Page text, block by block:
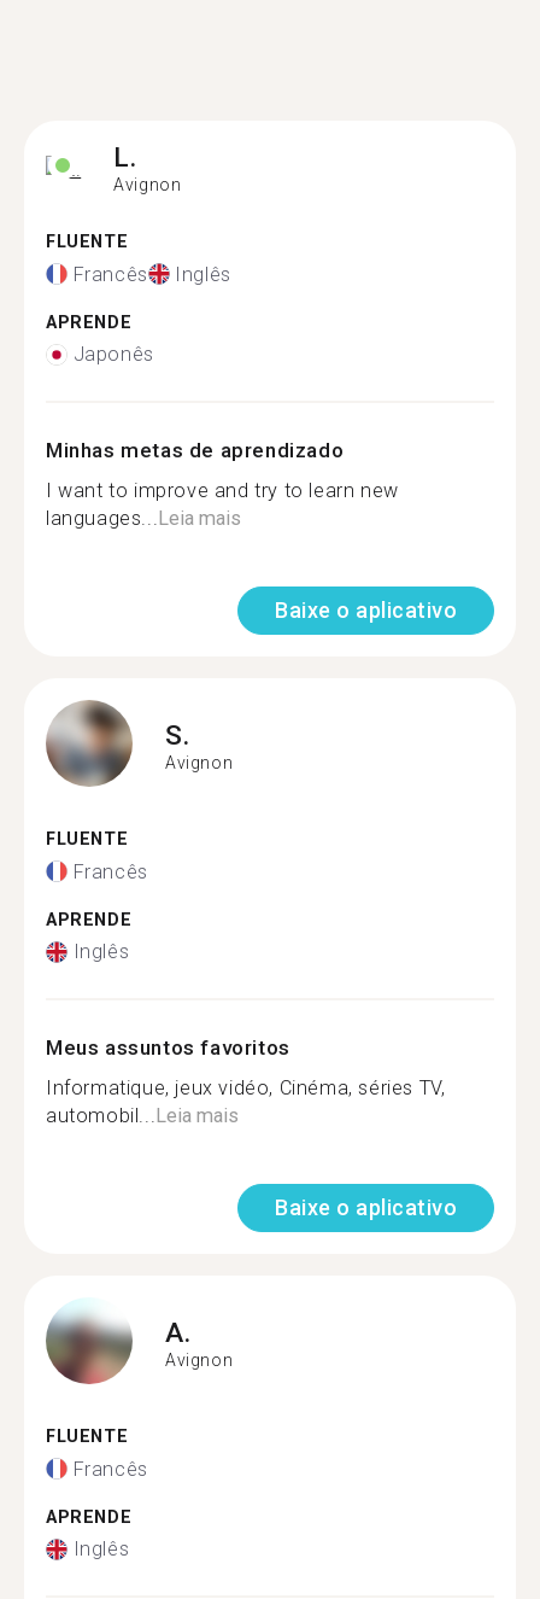
L.
Avignon
FLUENTE
Francês Inglês
APRENDE
Japonês
Minhas metas de aprendizado
I want to improve and try to learn new
languages...Leia mais
Baixe o aplicativo
S.
Avignon
FLUENTE
Francês
APRENDE
Inglês
Meus assuntos favoritos
Informatique, jeux vidéo, Cinéma, séries TV,
automobil...Leia mais
Baixe o aplicativo
A.
Avignon
FLUENTE
Francês
APRENDE
Inglês